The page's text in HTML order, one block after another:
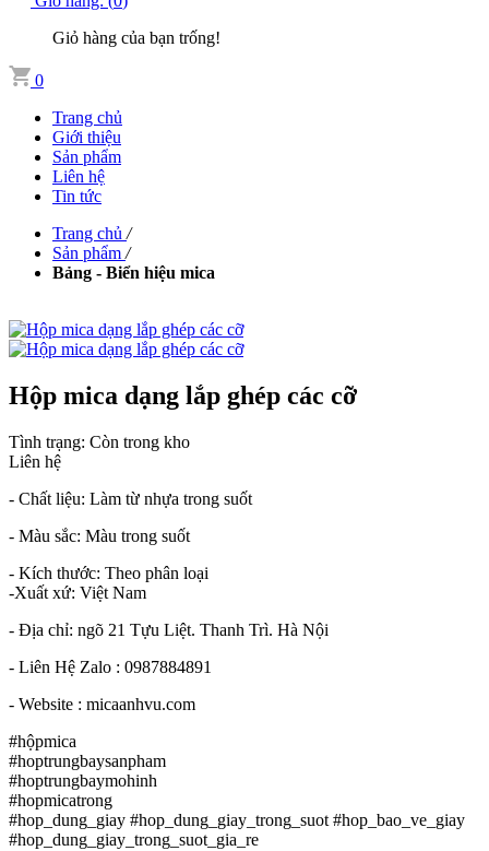
Giỏ hàng của bạn trống!
0
Trang chủ
Giới thiệu
Sản phẩm
Liên hệ
Tin tức
Trang chủ /
Sản phẩm /
Bảng - Biển hiệu mica
Hộp mica dạng lắp ghép các cỡ
Tình trạng: Còn trong kho
Liên hệ
- Chất liệu: Làm từ nhựa trong suốt
- Màu sắc: Màu trong suốt
- Kích thước: Theo phân loại
-Xuất xứ: Việt Nam
- Địa chỉ: ngõ 21 Tựu Liệt. Thanh Trì. Hà Nội
- Liên Hệ Zalo : 0987884891
- Website : micaanhvu.com
#hộpmica
#hoptrungbaysanpham
#hoptrungbaymohinh
#hopmicatrong
#hop_dung_giay #hop_dung_giay_trong_suot #hop_bao_ve_giay
#hop_dung_giay_trong_suot_gia_re